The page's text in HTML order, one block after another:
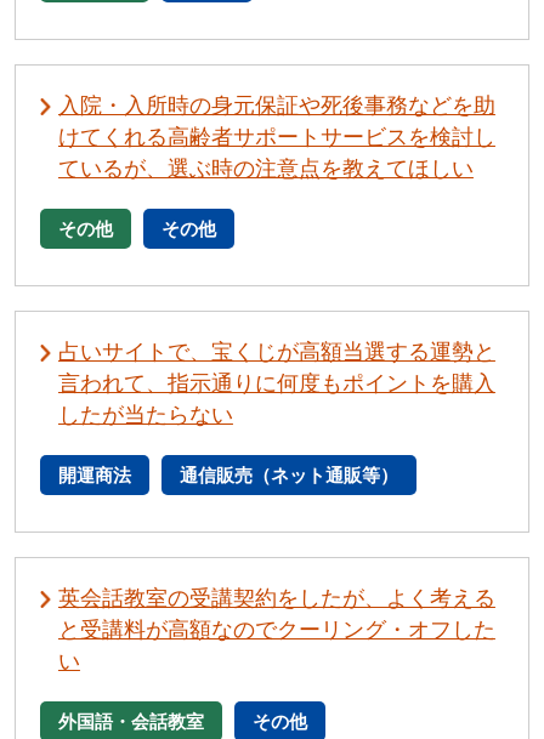
入院・入所時の身元保証や死後事務などを助
けてくれる高齢者サポートサービスを検討し
ているが、選ぶ時の注意点を教えてほしい
その他 その他
占いサイトで、宝くじが高額当選する運勢と
言われて、指示通りに何度もポイントを購入
したが当たらない
開運商法 通信販売（ネット通販等）
英会話教室の受講契約をしたが、よく考える
と受講料が高額なのでクーリング・オフした
い
外国語・会話教室 その他